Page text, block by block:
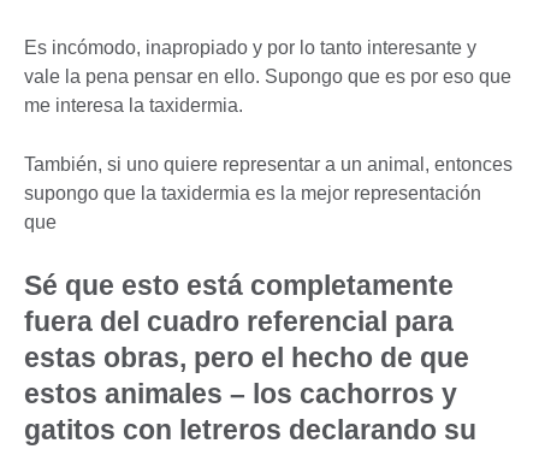
Es incómodo, inapropiado y por lo tanto interesante y
vale la pena pensar en ello. Supongo que es por eso que
me interesa la taxidermia.
También, si uno quiere representar a un animal, entonces
supongo que la taxidermia es la mejor representación
que
Sé que esto está completamente
fuera del cuadro referencial para
estas obras, pero el hecho de que
estos animales – los cachorros y
gatitos con letreros declarando su